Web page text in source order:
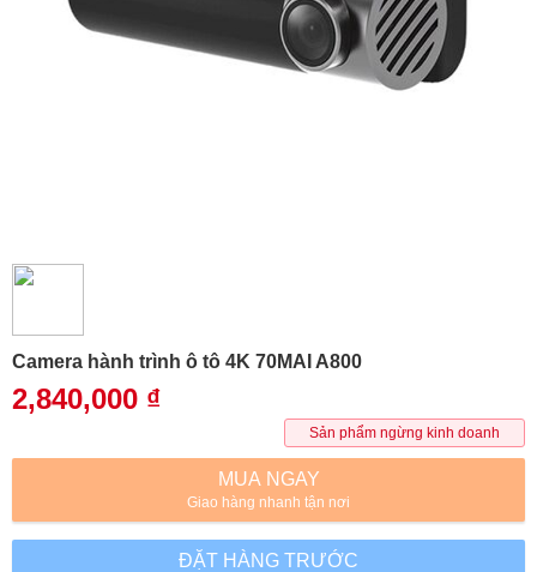
Camera hành trình ô tô 4K 70MAI A800
2,840,000 ₫
Sản phẩm ngừng kinh doanh
MUA NGAY
Giao hàng nhanh tận nơi
ĐẶT HÀNG TRƯỚC